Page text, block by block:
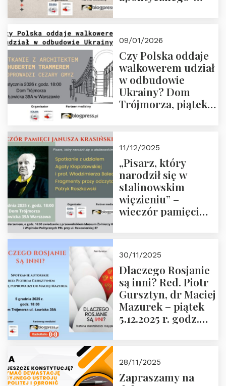
godz. 18:00.
Zapraszamy!
09/01/2026
Czy Polska oddaje
walkowerem udział
w odbudowie
Ukrainy? Dom
Trójmorza, piątek
11/12/2025
„Pisarz, który
narodził się w
stalinowskim
więzieniu” –
wieczór pamięci
zwiedzanie
Muzeum Żołnierzy
Wyklętych i
Więźniów
Politycznych PRL o
godz. 16:00 – 19
30/11/2025
Dlaczego Rosjanie
są inni? Red. Piotr
Gursztyn, dr Maciej
Mazurek – piątek
5.12.2025 r. godz.
28/11/2025
Zapraszamy na